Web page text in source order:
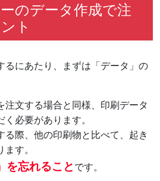
のデータ作成で注
ト
るにあたり、まずは「データ」の
注文する場合と同様、印刷データ
必要があります。
る際、他の印刷物と比べて、起き
す。
を忘れることです。